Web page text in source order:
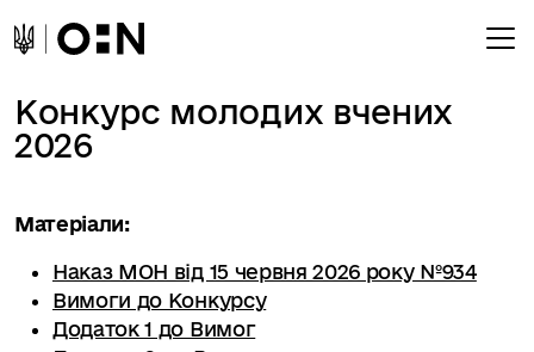
Конкурс молодих вчених
2026
Матеріали:
Наказ МОН від 15 червня 2026 року №934
Вимоги до Конкурсу
Додаток 1 до Вимог